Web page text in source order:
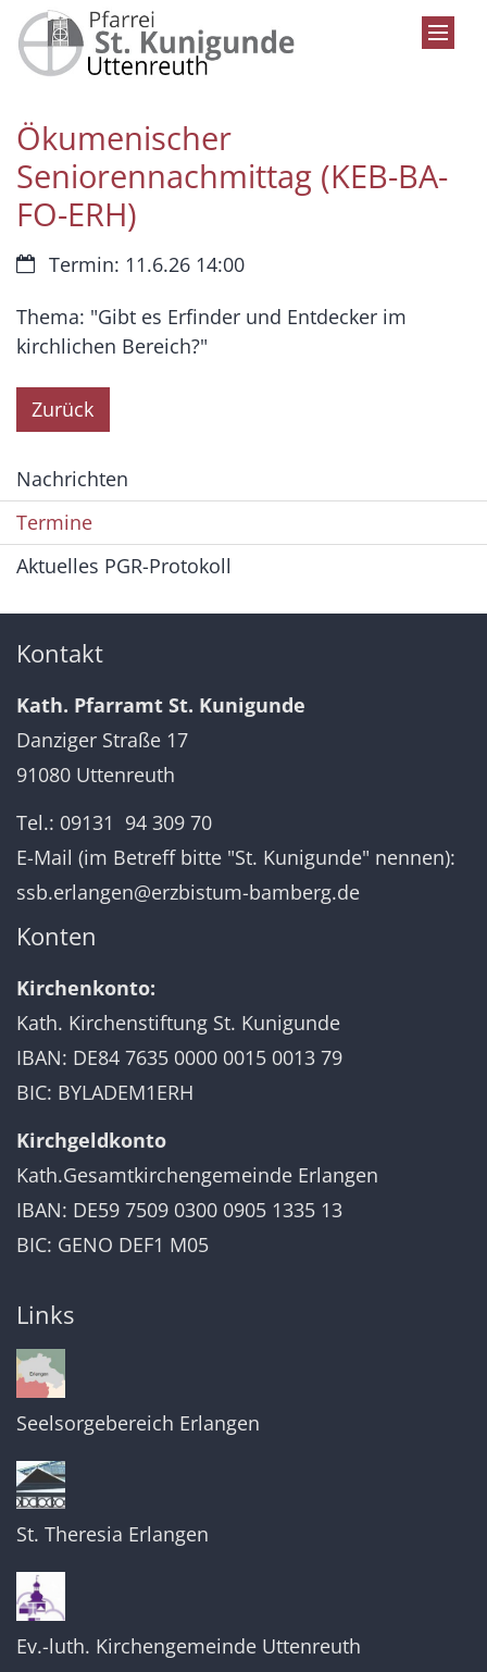
Zum Inhalt springen
Ökumenischer
Seniorennachmittag (KEB-BA-
FO-ERH)
Datum:Termin: 11.6.26 14:00
Thema: "Gibt es Erfinder und Entdecker im
kirchlichen Bereich?"
Zurück
Nachrichten
Termine
Aktuelles PGR-Protokoll
Kontakt
Kath. Pfarramt St. Kunigunde
Danziger Straße 17
91080 Uttenreuth
Tel.: 09131 94 309 70
E-Mail (im Betreff bitte "St. Kunigunde" nennen):
ssb.erlangen@erzbistum-bamberg.de
Konten
Kirchenkonto:
Kath. Kirchenstiftung St. Kunigunde
IBAN: DE84 7635 0000 0015 0013 79
BIC: BYLADEM1ERH
Kirchgeldkonto
Kath.Gesamtkirchengemeinde Erlangen
IBAN: DE59 7509 0300 0905 1335 13
BIC: GENO DEF1 M05
Links
Seelsorgebereich Erlangen
St. Theresia Erlangen
Ev.-luth. Kirchengemeinde Uttenreuth